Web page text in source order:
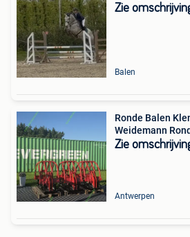
Zie
Balen
Ronde Balen
Weidemann
Zie
Antwerpen